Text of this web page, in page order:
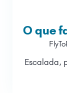
O que
Escalada,